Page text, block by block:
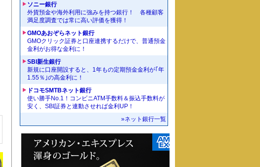
ソニー銀行
外貨預金や海外利用に強みを持つ銀行！ 各種顧客
満足度調査では常に高い評価を獲得！
GMOあおぞらネット銀行
GMOクリック証券と口座連携するだけで、普通預金
金利がお得な金利に！
SBI新生銀行
新規に口座開設すると、1年もの定期預金金利が｢年
1.55％｣の高金利に！
ドコモSMTBネット銀行
使い勝手No.1！コンビニATM手数料＆振込手数料が
安く、SBI証券と連動させれば金利UP！
»ネット銀行一覧